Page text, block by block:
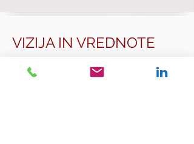
VIZIJA IN VREDNOTE
"STROKOVNJAKI V ISKANJU